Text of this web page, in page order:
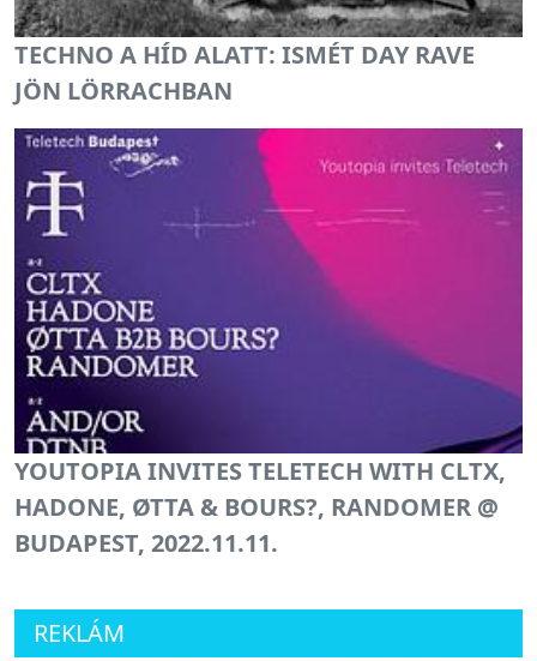
TECHNO A HÍD ALATT: ISMÉT DAY RAVE
JÖN LÖRRACHBAN
YOUTOPIA INVITES TELETECH WITH CLTX,
HADONE, ØTTA & BOURS?, RANDOMER @
BUDAPEST, 2022.11.11.
REKLÁM